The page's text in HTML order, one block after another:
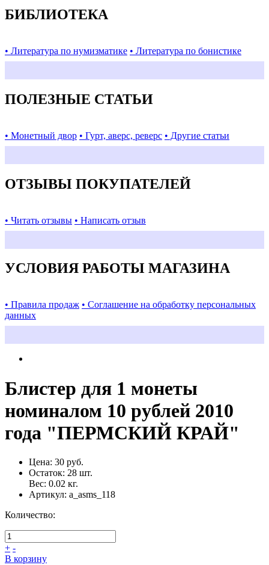
БИБЛИОТЕКА
• Литература по нумизматике • Литература по бонистике
ПОЛЕЗНЫЕ СТАТЬИ
• Монетный двор • Гурт, аверс, реверс • Другие статьи
ОТЗЫВЫ ПОКУПАТЕЛЕЙ
• Читать отзывы • Написать отзыв
УСЛОВИЯ РАБОТЫ МАГАЗИНА
• Правила продаж • Соглашение на обработку персональных
данных
Блистер для 1 монеты
номиналом 10 рублей 2010
года "ПЕРМСКИЙ КРАЙ"
Цена: 30 руб.
Остаток: 28 шт.
Вес: 0.02 кг.
Артикул: a_asms_118
Количество:
+ -
В корзину